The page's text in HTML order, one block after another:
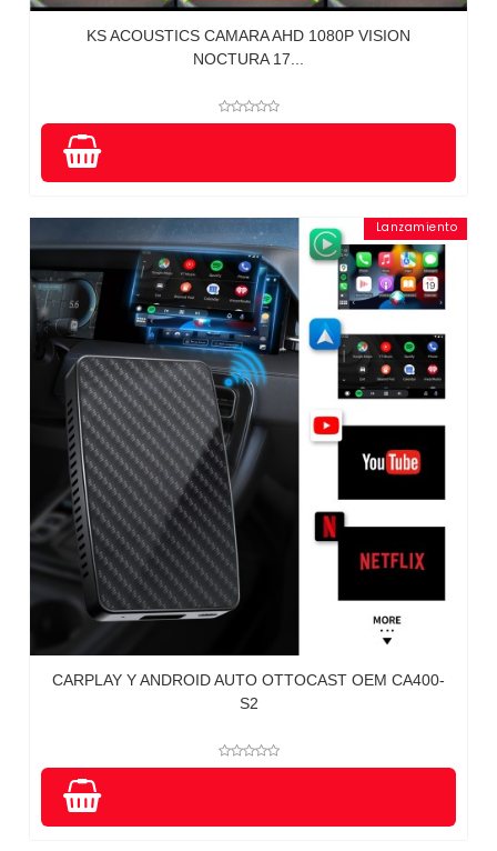
KS ACOUSTICS CAMARA AHD 1080P VISION
NOCTURA 17...
Lanzamiento
CARPLAY Y ANDROID AUTO OTTOCAST OEM CA400-
S2